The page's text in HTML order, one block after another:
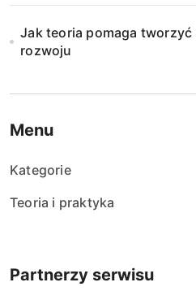
Jak teoria pomaga
rozwoju
Menu
Kategorie
Teoria i praktyka
Partnerzy serwisu